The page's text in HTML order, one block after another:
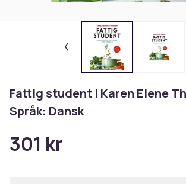
Fattig student | Karen Elene
Språk: Dansk
301 kr